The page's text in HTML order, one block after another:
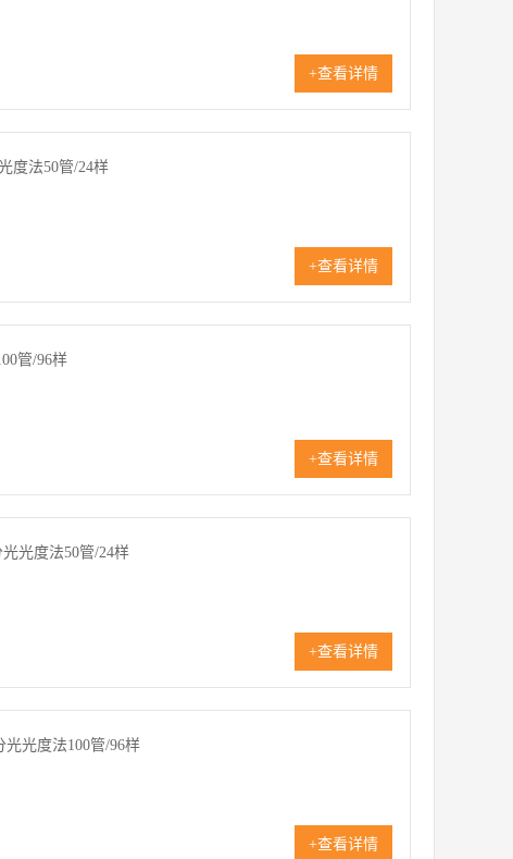
+查看详情
度法50管/24样
+查看详情
管/96样
+查看详情
光度法50管/24样
+查看详情
光度法100管/96样
+查看详情